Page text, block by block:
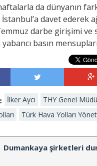
da dünyanın
davet ederek
darbe girişimi ve
basın
İlker Aycı
THY Genel
Türk Hava Yolları
Dumankaya şirketleri